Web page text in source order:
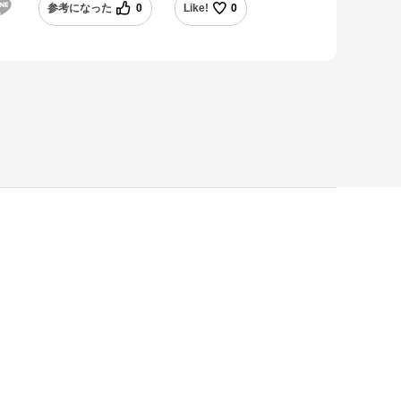
参考になった 0 Like! 0